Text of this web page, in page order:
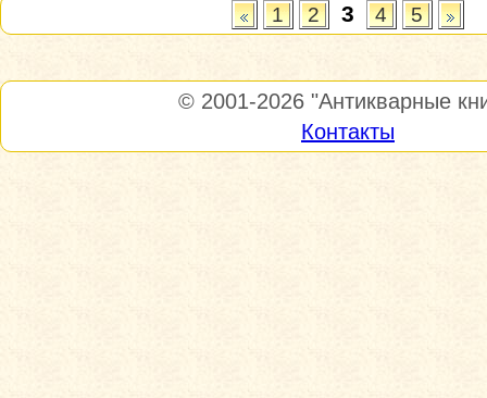
1 2 3 4 5
© 2001-2026 "Антикварные
Контакты